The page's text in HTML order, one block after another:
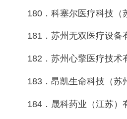
180．科塞尔医疗科技（
181．苏州无双医疗设备
182．苏州心擎医疗技术
183．昂凯生命科技（苏
184．晟科药业（江苏）